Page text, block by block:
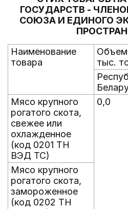
ГОСУДАРСТВ -
СОЮЗА И ЕДИНОГО
Наименование
товара
Объем
тыс.
Мясо крупного
рогатого скота,
свежее или
охлажденное
(код 0201 ТН
ВЭД ТС)
0,0
Мясо крупного
рогатого скота,
замороженное
(код 0202 ТН